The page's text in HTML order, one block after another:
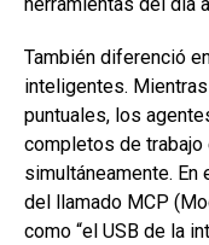
También diferenció
inteligentes.
puntuales, los
completos de
simultáneamente.
del llamado MCP
como “el USB de la